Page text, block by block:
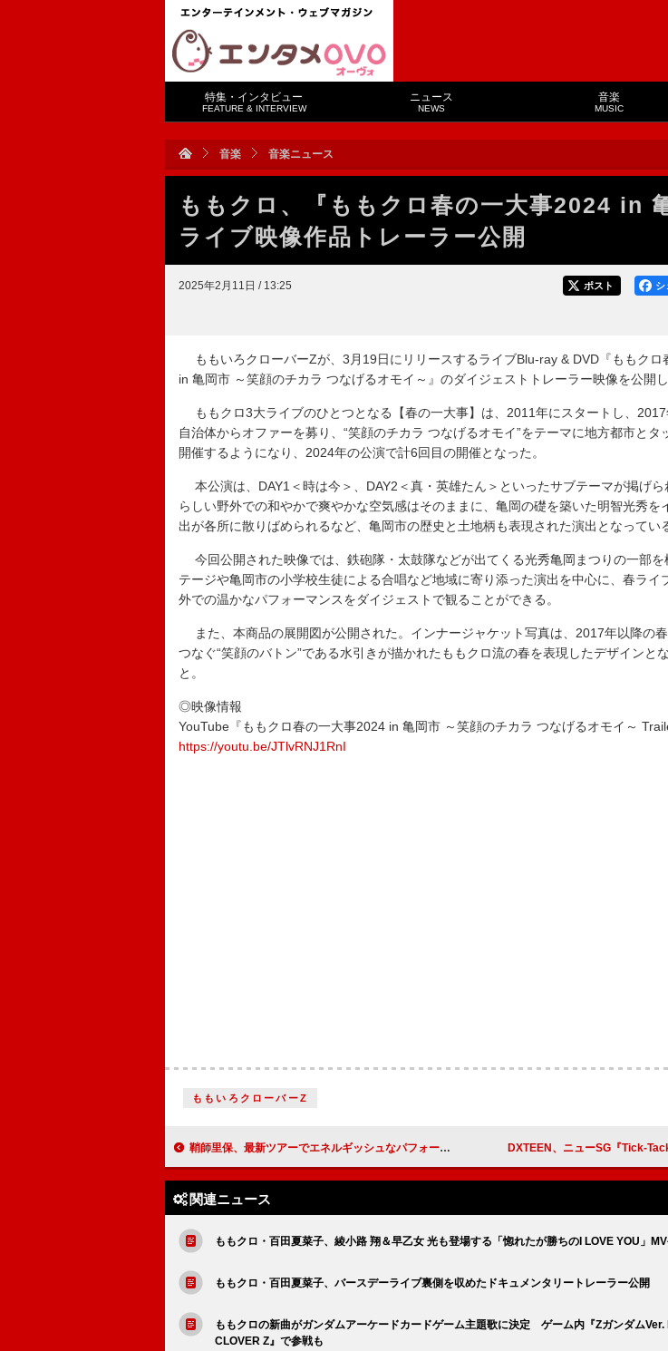
特集・インタビュー
FEATURE & INTERVIEW
ニュース
NEWS
音楽
MUSIC
音楽 音楽ニュース
ももクロ、『ももクロ春の一大事2024 in
ライブ映像作品トレーラー公開
2025年2月11日 / 13:25 シ
ポスト
ももいろクローバーZが、3月19日にリリースするライブBlu-ray & DVD『ももクロ
in 亀岡市 ～笑顔のチカラ つなげるオモイ～』のダイジェストトレーラー映像を公開し
ももクロ3大ライブのひとつとなる【春の一大事】は、2011年にスタートし、
自治体からオファーを募り、“笑顔のチカラ つなげるオモイ”をテーマに地方都市とタ
開催するようになり、2024年の公演で計6回目の開催となった。
本公演は、DAY1＜時は今＞、DAY2＜真・英雄たん＞といったサブテーマが掲げら
らしい野外での和やかで爽やかな空気感はそのままに、亀岡の礎を築いた明智光秀を
出が各所に散りばめられるなど、亀岡市の歴史と土地柄も表現された演出となってい
今回公開された映像では、鉄砲隊・太鼓隊などが出てくる光秀亀岡まつりの一部を
テージや亀岡市の小学校生徒による合唱など地域に寄り添った演出を中心に、春ライ
外での温かなパフォーマンスをダイジェストで観ることができる。
また、本商品の展開図が公開された。インナージャケット写真は、2017年以降の
つなぐ“笑顔のバトン”である水引きが描かれたももクロ流の春を表現したデザインと
と。
◎映像情報
YouTube『ももクロ春の一大事2024 in 亀岡市 ～笑顔のチカラ つなげるオモイ～
https://youtu.be/JTlvRNJ1RnI
ももいろクローバーZ
鞘師里保、最新ツアーでエネルギッシュなパフォーマンス「頑張らなくてもいいけど、今を生きましょう」 DXTEEN、ニューSG『Tick-
関連ニュース
ももクロ・百田夏菜子、綾小路 翔＆早乙女 光も登場する「惚れたが勝ちのI LOVE YOU」
ももクロ・百田夏菜子、バースデーライブ裏側を収めたドキュメンタリートレーラー公開
ももクロの新曲がガンダムアーケードカードゲーム主題歌に決定 ゲーム内『ZガンダムVer.
CLOVER Z』で参戦も